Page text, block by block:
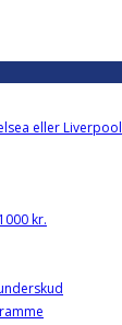
eller Liverpool
kr.